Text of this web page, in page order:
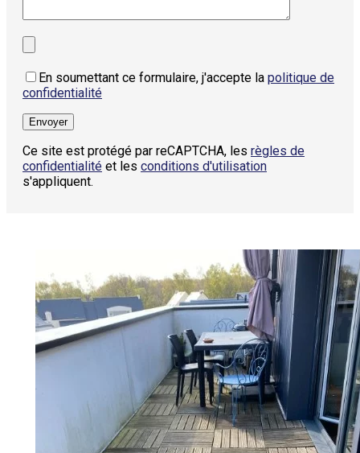
En soumettant ce formulaire, j'accepte la politique de
confidentialité
Ce site est protégé par reCAPTCHA, les règles de
confidentialité et les conditions d'utilisation
s'appliquent.